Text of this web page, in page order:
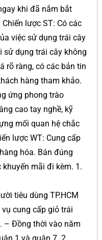
khi đã nắm bắt
lược ST: Có các
việc sử dụng trái cây
sử dụng trái cây không
rõ ràng, có các bản tin
hàng tham khảo.
ứng phong trào
cao tay nghề, kỹ
mối quan hệ chắc
lược WT: Cung cấp
hóa. Bán đúng
mãi đi kèm. 1.
tiêu dùng TP.HCM
cung cấp giỏ trái
– Đồng thời vào năm